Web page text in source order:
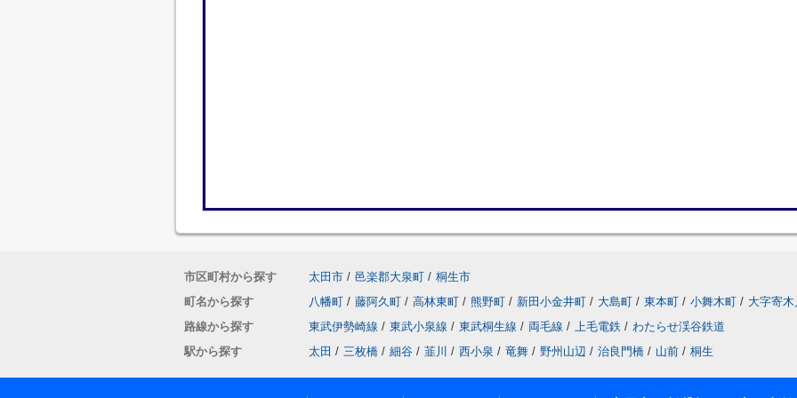
市区町村から探す 太田市 / 邑楽郡大泉町 / 桐生市
町名から探す
八幡町 / 藤阿久町 / 高林東町 / 熊野町 / 新田小金井町 / 大島町 / 東本町 / 小舞木町 / 大字寄木
路線から探す
東武伊勢崎線 / 東武小泉線 / 東武桐生線 / 両毛線 / 上毛電鉄 / わたらせ渓谷鉄道
駅から探す
太田 / 三枚橋 / 細谷 / 韮川 / 西小泉 / 竜舞 / 野州山辺 / 治良門橋 / 山前 / 桐生